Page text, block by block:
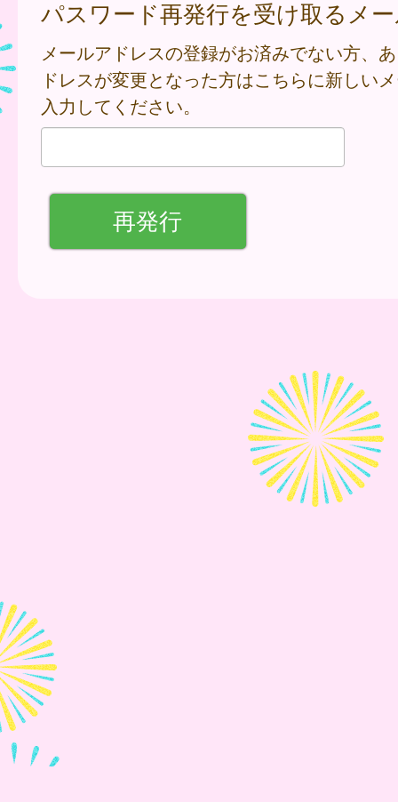
パスワード再発行を受け取るメ
メールアドレスの登録がお済みでない方、
ドレスが変更となった方はこちらに新しい
入力してください。